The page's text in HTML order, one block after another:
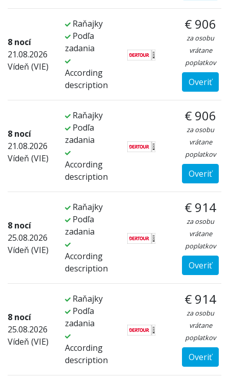
8 nocí
21.08.2026
Vídeň (VIE)
Raňajky
Podľa
zadania
According
description
€ 906
za osobu
vrátane
poplatkov
Overiť
8 nocí
21.08.2026
Vídeň (VIE)
Raňajky
Podľa
zadania
According
description
€ 906
za osobu
vrátane
poplatkov
Overiť
8 nocí
25.08.2026
Vídeň (VIE)
Raňajky
Podľa
zadania
According
description
€ 914
za osobu
vrátane
poplatkov
Overiť
8 nocí
25.08.2026
Vídeň (VIE)
Raňajky
Podľa
zadania
According
description
€ 914
za osobu
vrátane
poplatkov
Overiť